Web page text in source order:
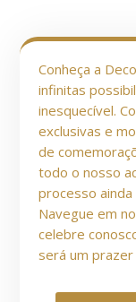
Conheça a
infinitas
inesquecível.
exclusivas e
de
todo o nosso
processo
Navegue em
celebre
será um